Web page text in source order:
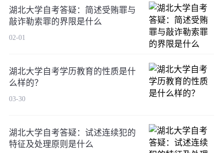
湖北大学自考答疑：简述受贿罪与
敲诈勒索罪的界限是什么
02-01
湖北大学自考学历教育的性质是什
么样的？
03-30
湖北大学自考答疑：试述连续犯的
特征及处理原则是什么